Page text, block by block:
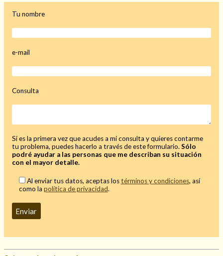
Tarot online
Tu nombre
e-mail
Consulta
Si es la primera vez que acudes a mi consulta y quieres contarme
tu problema, puedes hacerlo a través de este formulario.Sólo
podré ayudar a las personas que me describan su situación
con el mayor detalle.
Al enviar tus datos, aceptas lostérminos y condiciones, así
como la política de privacidad.